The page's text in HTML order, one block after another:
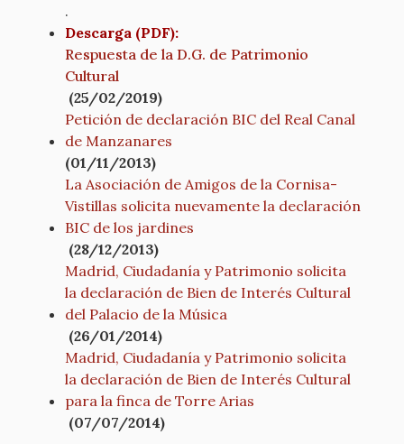
.
Descarga (PDF):
Respuesta de la D.G. de Patrimonio
Cultural
(25/02/2019)
Petición de declaración BIC del Real Canal
de Manzanares
(01/11/2013)
La Asociación de Amigos de la Cornisa-
Vistillas solicita nuevamente la declaración
BIC de los jardines
(28/12/2013)
Madrid, Ciudadanía y Patrimonio solicita
la declaración de Bien de Interés Cultural
del Palacio de la Música
(26/01/2014)
Madrid, Ciudadanía y Patrimonio solicita
la declaración de Bien de Interés Cultural
para la finca de Torre Arias
(07/07/2014)